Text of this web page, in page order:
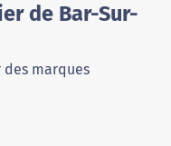
de Bar-Sur-
marques